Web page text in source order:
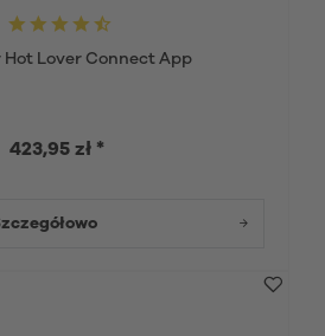
Hot Lover Connect App
423,95 zł *